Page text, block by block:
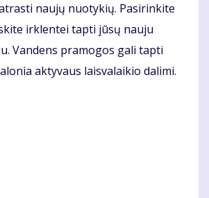
naujų nuotykių. Pasirinkite
irklentei tapti jūsų nauju
Vandens pramogos gali tapti
aktyvaus laisvalaikio dalimi.